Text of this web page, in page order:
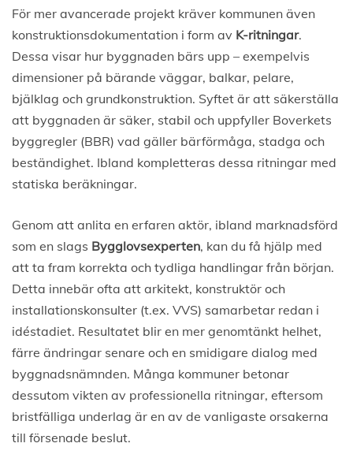
För mer avancerade projekt kräver kommunen även
konstruktionsdokumentation i form av K-ritningar.
Dessa visar hur byggnaden bärs upp – exempelvis
dimensioner på bärande väggar, balkar, pelare,
bjälklag och grundkonstruktion. Syftet är att säkerställa
att byggnaden är säker, stabil och uppfyller Boverkets
byggregler (BBR) vad gäller bärförmåga, stadga och
beständighet. Ibland kompletteras dessa ritningar med
statiska beräkningar.
Genom att anlita en erfaren aktör, ibland marknadsförd
som en slags Bygglovsexperten, kan du få hjälp med
att ta fram korrekta och tydliga handlingar från början.
Detta innebär ofta att arkitekt, konstruktör och
installationskonsulter (t.ex. VVS) samarbetar redan i
idéstadiet. Resultatet blir en mer genomtänkt helhet,
färre ändringar senare och en smidigare dialog med
byggnadsnämnden. Många kommuner betonar
dessutom vikten av professionella ritningar, eftersom
bristfälliga underlag är en av de vanligaste orsakerna
till försenade beslut.